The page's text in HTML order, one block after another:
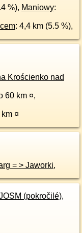
%), Maniowy:
: 4,4 km (5.5 %),
Krościenko nad
60 km ¤,
¤
ine: MLD – A33: Dursztyn = > Nowy Targ = > Jaworki,
(pokročilé),